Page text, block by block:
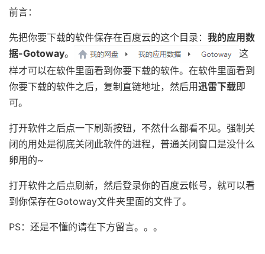
前言：
先把你要下载的软件保存在百度云的这个目录： 我的应用数
据-Gotoway。
这
样才可以在软件里面看到你要下载的软件。在软件里面看到
你要下载的软件之后，复制直链地址，然后用迅雷下载即
可。
打开软件之后点一下刷新按钮，不然什么都看不见。强制关
闭的用处是彻底关闭此软件的进程，普通关闭窗口是没什么
卵用的~
打开软件之后点刷新，然后登录你的百度云帐号，就可以看
到你保存在Gotoway文件夹里面的文件了。
PS：还是不懂的请在下方留言。。。